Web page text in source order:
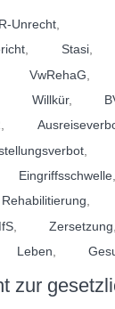
Unrecht,
Stasi,
VwRehaG
Willkür,
,
,
Eingriffsschwelle,
,
, Zersetzung
Leben
zur